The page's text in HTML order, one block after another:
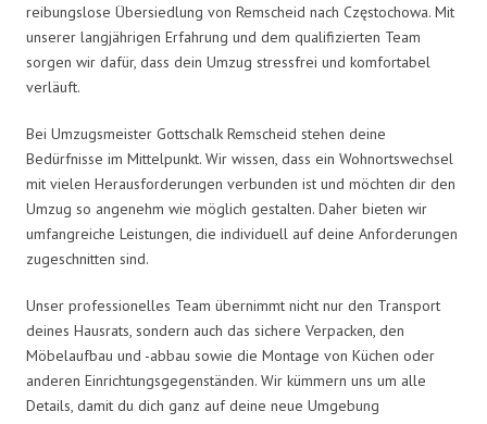
reibungslose Übersiedlung von Remscheid nach Częstochowa. Mit
unserer langjährigen Erfahrung und dem qualifizierten Team
sorgen wir dafür, dass dein Umzug stressfrei und komfortabel
verläuft.
Bei Umzugsmeister Gottschalk Remscheid stehen deine
Bedürfnisse im Mittelpunkt. Wir wissen, dass ein Wohnortswechsel
mit vielen Herausforderungen verbunden ist und möchten dir den
Umzug so angenehm wie möglich gestalten. Daher bieten wir
umfangreiche Leistungen, die individuell auf deine Anforderungen
zugeschnitten sind.
Unser professionelles Team übernimmt nicht nur den Transport
deines Hausrats, sondern auch das sichere Verpacken, den
Möbelaufbau und -abbau sowie die Montage von Küchen oder
anderen Einrichtungsgegenständen. Wir kümmern uns um alle
Details, damit du dich ganz auf deine neue Umgebung